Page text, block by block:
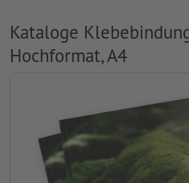
Kataloge
Hochformat, A4